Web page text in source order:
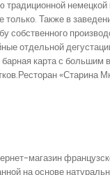
традиционной немецкой
только. Также в
собственного
отдельной
карта с большим
«Старина
магазин
на основе